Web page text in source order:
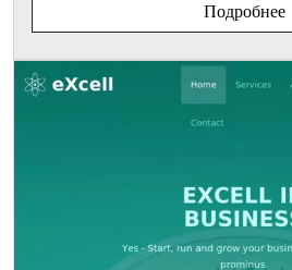
Подробнее